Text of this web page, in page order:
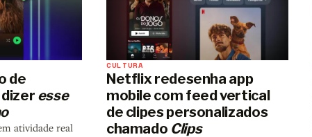
de
esse
atividade real
CULTURA
Netflix redesenha app
mobile com feed vertical
de clipes personalizados
chamado Clips